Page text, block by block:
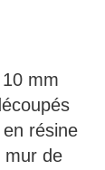
mm
résine
mur de